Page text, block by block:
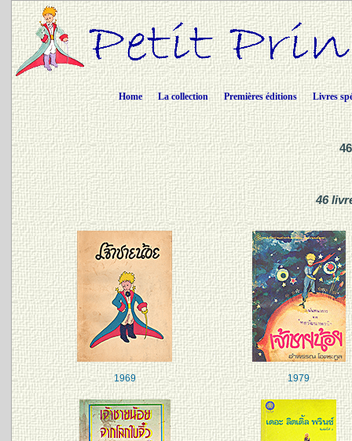
Home La collection Premières éditions Livres
46
1969 1979